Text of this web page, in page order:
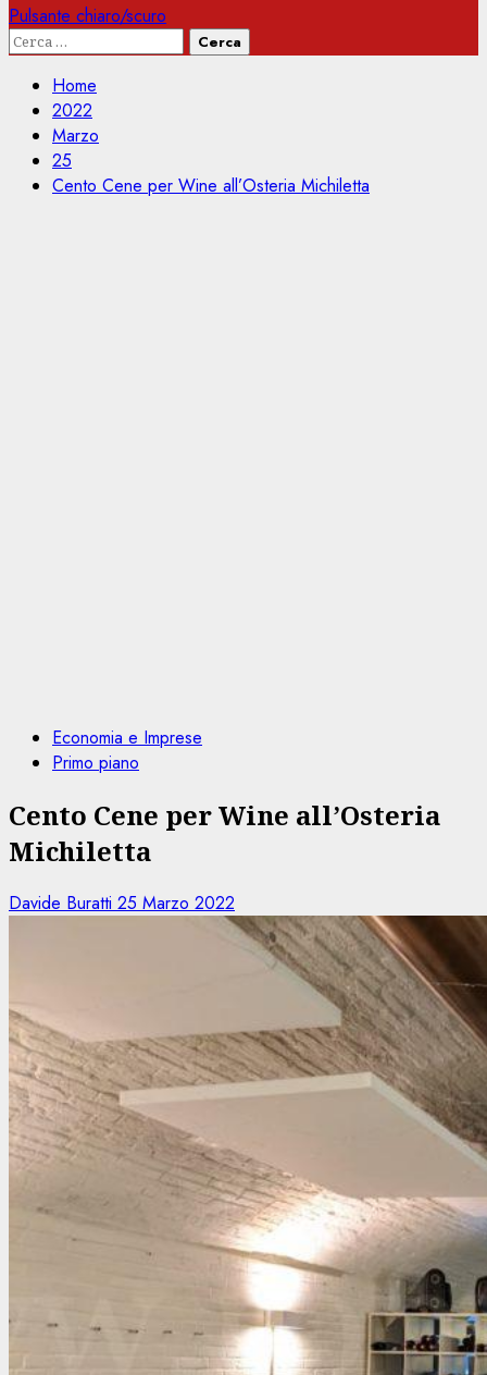
Pulsante chiaro/scuro
Ricerca
Home
2022
Marzo
25
Cento Cene per Wine all’Osteria Michiletta
Economia e Imprese
Primo piano
Cento Cene per Wine all’Osteria
Michiletta
Davide Buratti 25 Marzo 2022